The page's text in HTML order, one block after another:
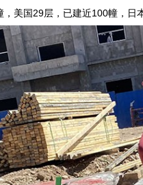
，美国29层，已建近100幢，日